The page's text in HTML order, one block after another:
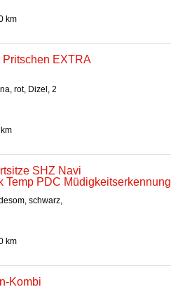
km
EXTRA
rot, Dizel, 2
SHZ Navi
Temp PDC Müdigkeitserkennung
schwarz,
km
Kombi